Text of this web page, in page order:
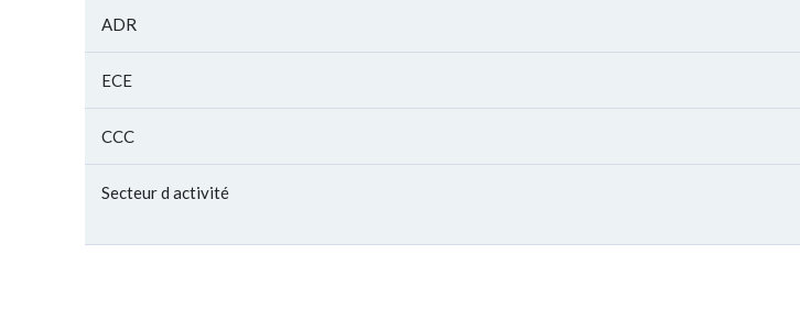
ADR
ECE
CCC
Secteur d activité